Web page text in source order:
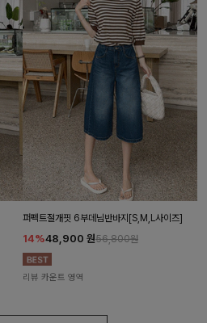
퍼펙트절개핏 6부데님반바지[S,M,L사이즈]
14%48,900 원56,800원
리뷰 카운트 영역